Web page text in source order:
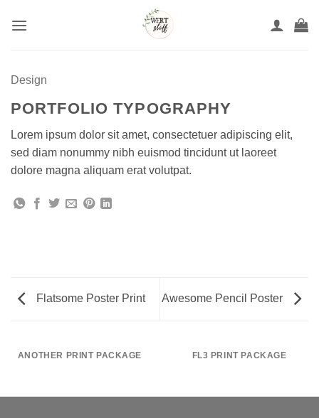
Inhalt
Design
PORTFOLIO TYPOGRAPHY
Lorem ipsum dolor sit amet, consectetuer adipiscing elit,
sed diam nonummy nibh euismod tincidunt ut laoreet
dolore magna aliquam erat volutpat.
Flatsome Poster Print Awesome Pencil Poster
ANOTHER PRINT PACKAGE FL3 PRINT PACKAGE